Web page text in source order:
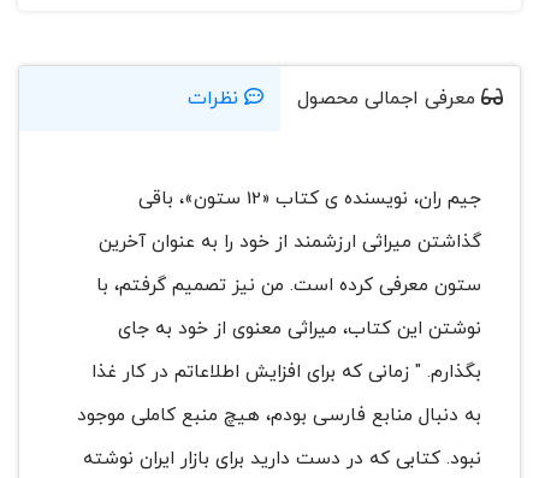
معرفی اجمالی محصول نظرات
جیم ران، نویسنده ی کتاب «12 ستون»، باقی
گذاشتن میراثی ارزشمند از خود را به عنوان آخرین
ستون معرفی کرده است. من نیز تصمیم گرفتم، با
نوشتن این کتاب، میراثی معنوی از خود به جای
بگذارم. " زمانی که برای افزایش اطلاعاتم در کار غذا
به دنبال منابع فارسی بودم، هیچ منبع کاملی موجود
نبود. کتابی که در دست دارید برای بازار ایران نوشته